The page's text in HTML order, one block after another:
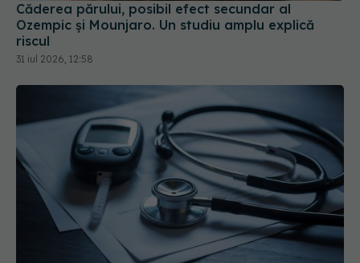
Căderea părului, posibil efect secundar al
Ozempic și Mounjaro. Un studiu amplu explică
riscul
31 iul 2026, 12:58